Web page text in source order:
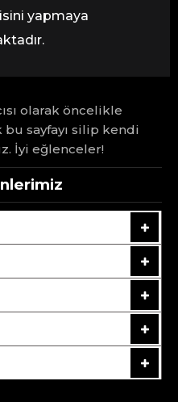
yapmaya
olarak öncelikle
sayfayı silip kendi
İyi eğlenceler!